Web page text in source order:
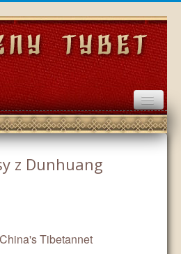
Home
z Dunhuang
Tibetannet